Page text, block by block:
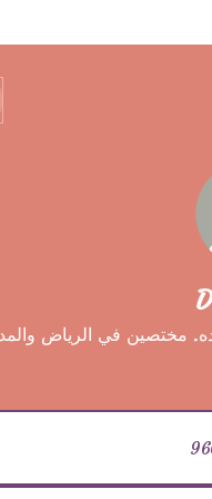
مختصين في الرياض